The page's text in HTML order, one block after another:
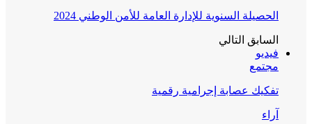
الحصيلة السنوية للإدارة العامة للأمن الوطني 2024
السابق التالي
فيديو
مجتمع
تفكيك عصابة إجرامية رقمية
آراء